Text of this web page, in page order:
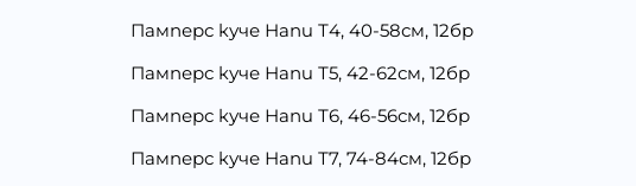
Памперс куче Напи Т4, 40-58см, 12бр
Памперс куче Напи Т5, 42-62см, 12бр
Памперс куче Напи Т6, 46-56см, 12бр
Памперс куче Напи Т7, 74-84см, 12бр